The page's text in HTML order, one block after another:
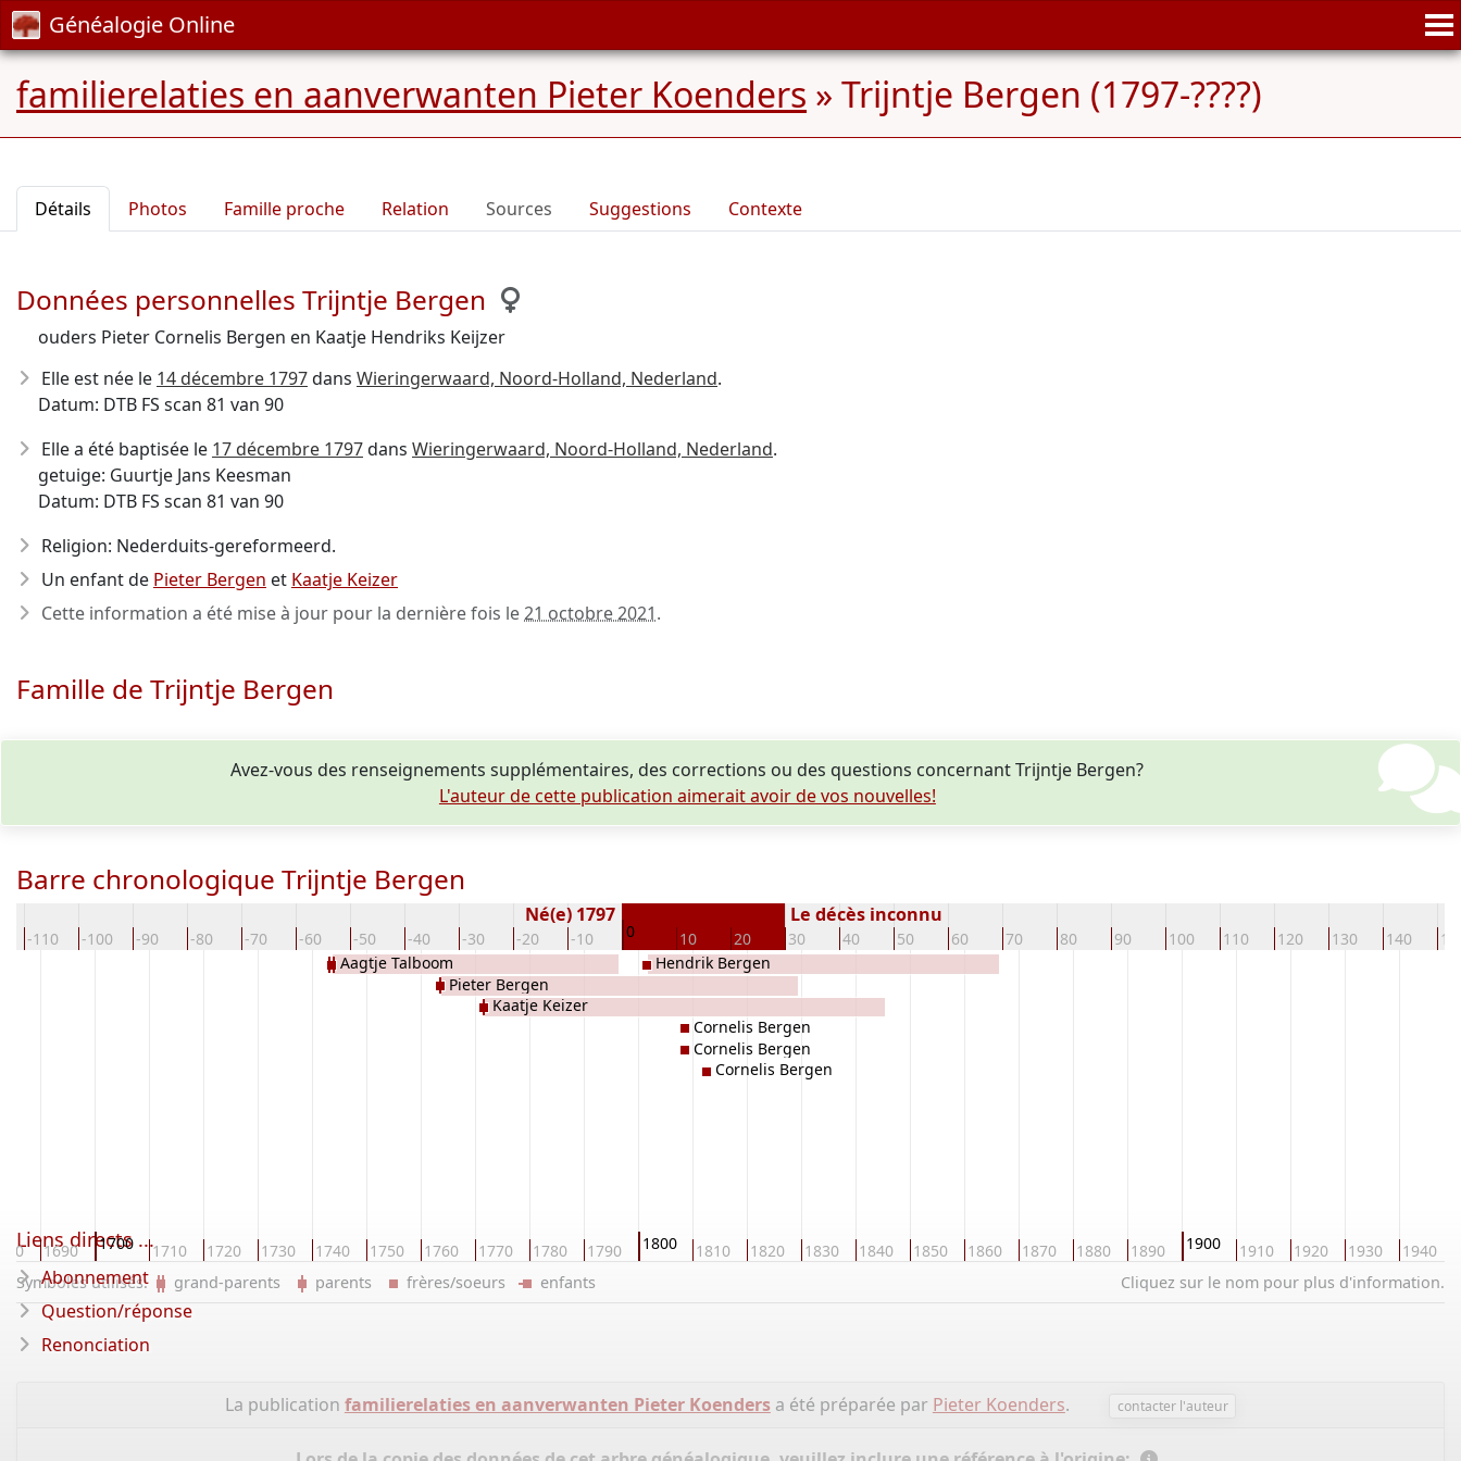
Généalogie Online
familierelaties en aanverwanten Pieter Koenders » Trijntje Bergen (1797-????)
Détails Photos Famille proche Relation Sources Suggestions Contexte
Données personnelles Trijntje Bergen
ouders Pieter Cornelis Bergen en Kaatje Hendriks Keijzer
Elle est née le 14 décembre 1797dans Wieringerwaard, Noord-Holland, Nederland.
Datum: DTB FS scan 81 van 90
Elle a été baptisée le 17 décembre 1797dans Wieringerwaard, Noord-Holland, Nederland.
getuige: Guurtje Jans Keesman
Datum: DTB FS scan 81 van 90
Religion: Nederduits-gereformeerd.
Un enfant de Pieter Bergen et Kaatje Keizer
Cette information a été mise à jour pour la dernière fois le21 octobre 2021.
Famille de Trijntje Bergen
Avez-vous des renseignements supplémentaires, des corrections ou des questions concernant Trijntje Bergen?
L'auteur de cette publication aimerait avoir de vos nouvelles!
Barre chronologique Trijntje Bergen
-110 -100 -90 -80 -70 -60 -50 -40 -30 -20 -10 0 10 20 30 40 50 60 70 80 90 100 110 120 130 140
Né(e) 1797 Le décès inconnu
1690 1700 1710 1720 1730 1740 1750 1760 1770 1780 1790 1800 1810 1820 1830 1840 1850 1860 1870 1880 1890 1900 1910 1920 1930 1940
Aagtje Talboom
Pieter Bergen
Kaatje Keizer
Hendrik Bergen
Cornelis Bergen
Cornelis Bergen
Cornelis Bergen
Cliquez sur le nom pour plus d'information.
Symboles utilisés: grand-parents parents frères/soeurs enfants
La publication familierelaties en aanverwanten Pieter Koendersa été préparée par Pieter Koenders. contacter l'auteur
Liens directs ...
Abonnement
Question/réponse
Renonciation